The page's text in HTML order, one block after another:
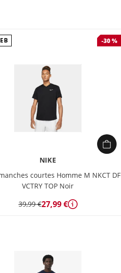
-30 %
NIKE
courtes Homme M NKCT DF
VCTRY TOP Noir
39,99 €27,99 € Détails